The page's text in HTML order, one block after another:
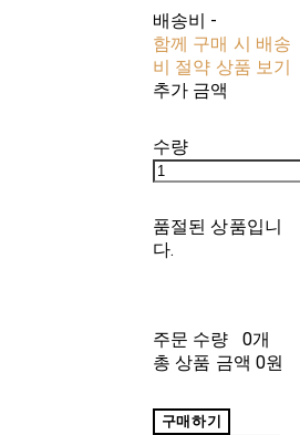
배송비 -
함께 구매 시 배송
비 절약 상품 보기
추가 금액
수량
품절된 상품입니
다.
주문 수량
0개
총 상품 금액 0원
구매하기